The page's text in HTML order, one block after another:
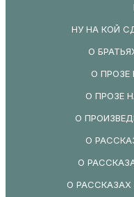
НУ НА КОЙ
О
О ПРОЗЕ
О ПРОЗЕ
О
О
О
О